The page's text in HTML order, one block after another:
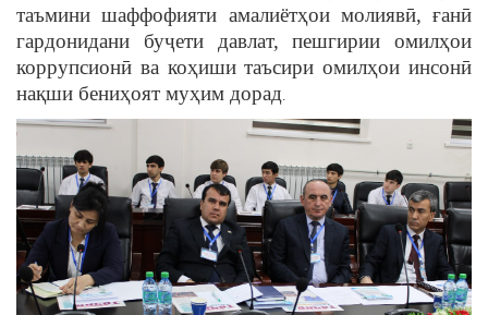
таъмини шаффофияти амалиётҳои молиявӣ, ғанӣ
гардонидани буҷети давлат, пешгирии омилҳои
коррупсионӣ ва коҳиши таъсири омилҳои инсонӣ
нақши бениҳоят муҳим дорад.